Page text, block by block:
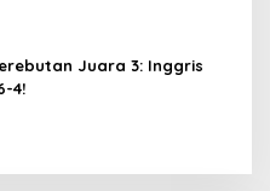
Juara 3: Inggris
4!